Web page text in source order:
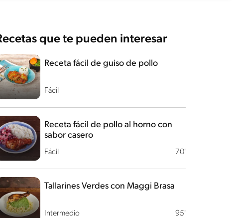
que te pueden interesar
Fácil
Receta fácil de guiso de pollo
Fácil 70'
Receta fácil de pollo al horno con
sabor casero
Intermedio 95'
Tallarines Verdes con Maggi Brasa